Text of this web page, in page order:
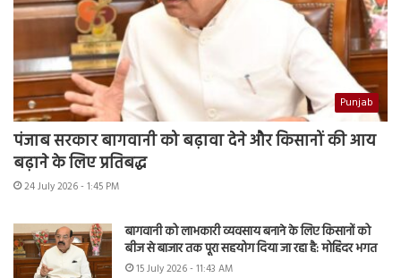
Punjab
पंजाब सरकार बागवानी को बढ़ावा देने और किसानों की आय
बढ़ाने के लिए प्रतिबद्ध
24 July 2026 - 1:45 PM
बागवानी को लाभकारी व्यवसाय बनाने के लिए किसानों को
बीज से बाजार तक पूरा सहयोग दिया जा रहा है: मोहिंदर भगत
15 July 2026 - 11:43 AM